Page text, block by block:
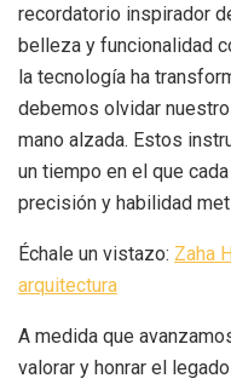
recordatorio inspirador
belleza y funcionalidad
la tecnología ha
debemos olvidar
mano alzada. Estos
un tiempo en el que
precisión y habilidad
Échale un vistazo: Zaha
arquitectura
A medida que
valorar y honrar el